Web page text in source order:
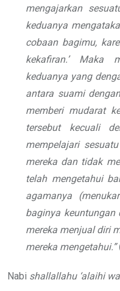
mengajarkan
keduanya
cobaan bagimu,
kekafiran.’ Maka
keduanya yang
antara suami
memberi mudarat
tersebut kecuali
mempelajari
mereka dan tidak
telah mengetahui
agamanya
baginya keuntungan
mereka menjual diri
mereka mengetahui.”
Nabi shallallahu ‘alaihi